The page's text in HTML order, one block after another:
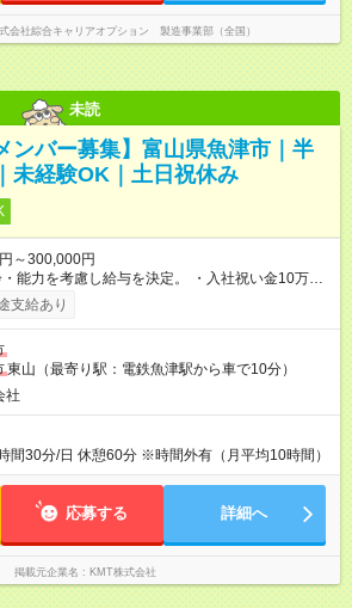
会社綜合キャリアオプション 製造事業部（全国）
未読
ンバー募集】富山県魚津市｜半
未経験OK｜土日祝休み
～300,000円
能力を考慮し給与を決定。 ・入社祝い金10万円
、支給要件あり） ・ライフプラン手当（3,000円
地手当（富山勤務者8,000円） ・住宅手当（会社
深夜割増手当 ※残業は勤務実績に応じて1分単
手当 実費負担（上限 50,000円） 【試用期
り 試用期間の長さ：3ヶ月 雇用形態、給与は本
す。
支給あり
東山（最寄り駅：電鉄魚津駅から車で10分）
社
間30分/日 休憩60分 ※時間外有（月平均10時間）
応募する 詳細へ
掲載元企業名 KMT株式会社